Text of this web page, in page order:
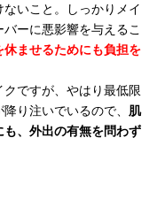
いこと。しっかりメイ
ーに悪影響を与えるこ
ませるためにも負担を
ですが、やはり最低限
り注いでいるので、 肌
、外出の有無を問わず